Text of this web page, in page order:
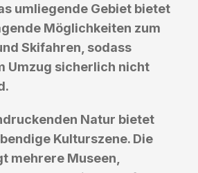
umliegende Gebiet bietet
Möglichkeiten zum
Skifahren, sodass
Umzug sicherlich nicht
Natur bietet
Kulturszene. Die
mehrere Museen,